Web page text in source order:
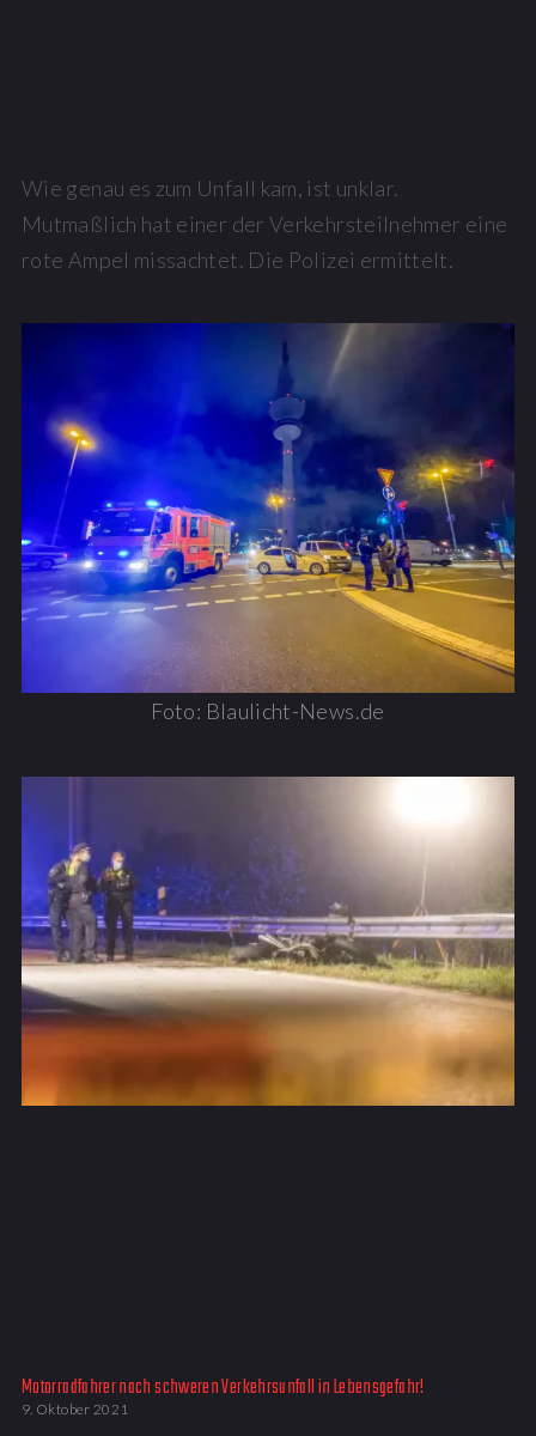
Wie genau es zum Unfall kam, ist unklar.
Mutmaßlich hat einer der Verkehrsteilnehmer eine
rote Ampel missachtet. Die Polizei ermittelt.
Foto: Blaulicht-News.de
Motorradfahrer nach schweren Verkehrsunfall in Lebensgefahr!
9. Oktober 2021